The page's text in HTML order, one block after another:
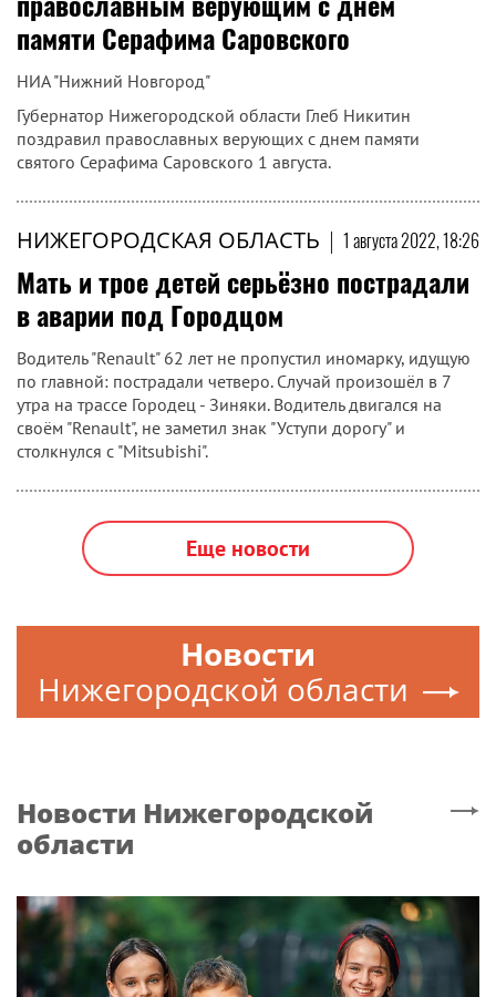
памяти Серафима Саровского
НИА "Нижний Новгород"
Губернатор Нижегородской области Глеб Никитин
поздравил православных верующих с днем памяти
святого Серафима Саровского 1 августа.
НИЖЕГОРОДСКАЯ ОБЛАСТЬ | 1 августа 2022, 18:26
Мать и трое детей серьёзно пострадали
в аварии под Городцом
Водитель "Renault" 62 лет не пропустил иномарку, идущую
по главной: пострадали четверо. Случай произошёл в 7
утра на трассе Городец - Зиняки. Водитель двигался на
своём "Renault", не заметил знак "Уступи дорогу" и
столкнулся с "Mitsubishi".
Еще новости
Новости
Нижегородской области
Новости Нижегородской
области